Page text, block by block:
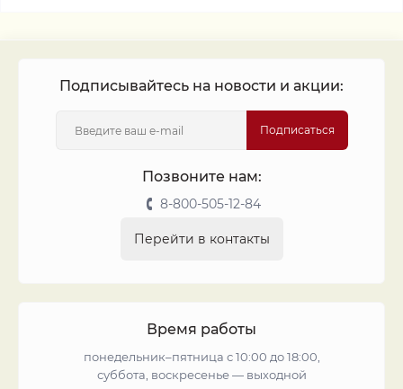
Подписывайтесь на новости и акции:
Подписаться
Позвоните нам:
8-800-505-12-84
Перейти в контакты
Время работы
понедельник–пятница с 10:00 до 18:00,
суббота, воскресенье — выходной